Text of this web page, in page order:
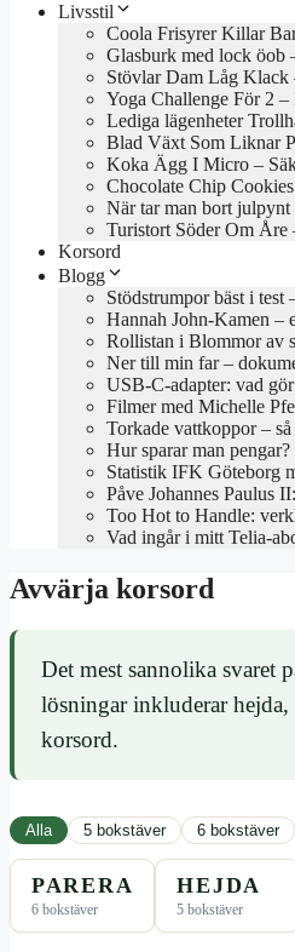
Livsstil
Coola Frisyrer Killar
Glasburk med lock öob
Stövlar Dam Låg
Yoga Challenge För 2
Lediga lägenheter
Blad Växt Som Liknar
Koka Ägg I Micro –
Chocolate Chip
När tar man bort
Turistort Söder Om
Korsord
Blogg
Stödstrumpor bäst i
Hannah John-Kamen –
Rollistan i Blommor av
Ner till min far –
USB-C-adapter: vad
Filmer med Michelle
Torkade vattkoppor –
Hur sparar man
Statistik IFK Göteborg
Påve Johannes Paulus
Too Hot to Handle:
Vad ingår i mitt Telia-
Avvärja korsord
Det mest sannolika svaret
lösningar inkluderar
korsord.
Alla 5 bokstäver 6 bokstäver
PARERA
6 bokstäver
HEJDA
5 bokstäver